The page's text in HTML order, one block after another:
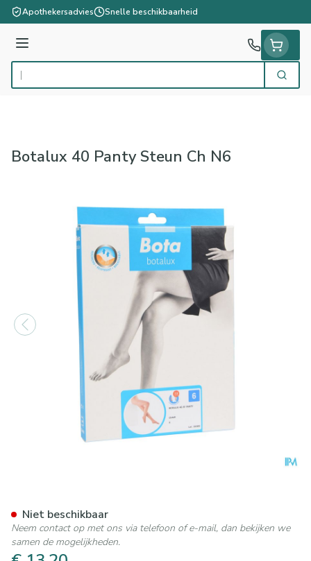
Ga naar de inhoud
Apothekersadvies Snelle beschikbaarheid
Menu
Product, merk, categorie... Zoek
Botalux 40 Panty Steun Ch N6
Niet beschikbaar
Neem contact op met ons via telefoon of e-mail, dan bekijken we
samen de mogelijkheden.